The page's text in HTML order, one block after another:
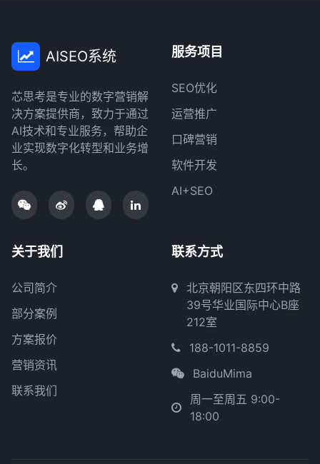
AISEO系统
芯思考是专业的数字营销解
决方案提供商，致力于通过
AI技术和专业服务，帮助企
业实现数字化转型和业务增
长。
服务项目
SEO优化
运营推广
口碑营销
软件开发
AI+SEO
关于我们
公司简介
部分案例
方案报价
营销资讯
联系我们
联系方式
北京朝阳区东四环中路
39号华业国际中心B座
212室
188-1011-8859
BaiduMima
周一至周五 9:00-
18:00